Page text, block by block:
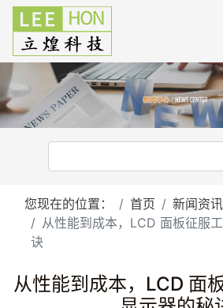
您现在的位置： 首页
新闻资讯
从性能到成本，LCD 面板征服
诀
从性能到成本，LCD 面